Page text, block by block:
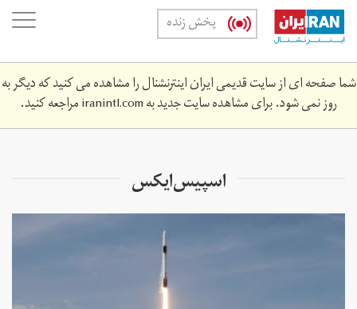
Skip
main
content
پخش زنده
شما صفحه ای از سایت قدیمی ایران اینترنشنال را مشاهده می کنید که دیگر به
روز نمی شود. برای مشاهده سایت جدید بهiranintl.comمراجعه کنید.
اسپیس‌ایکس